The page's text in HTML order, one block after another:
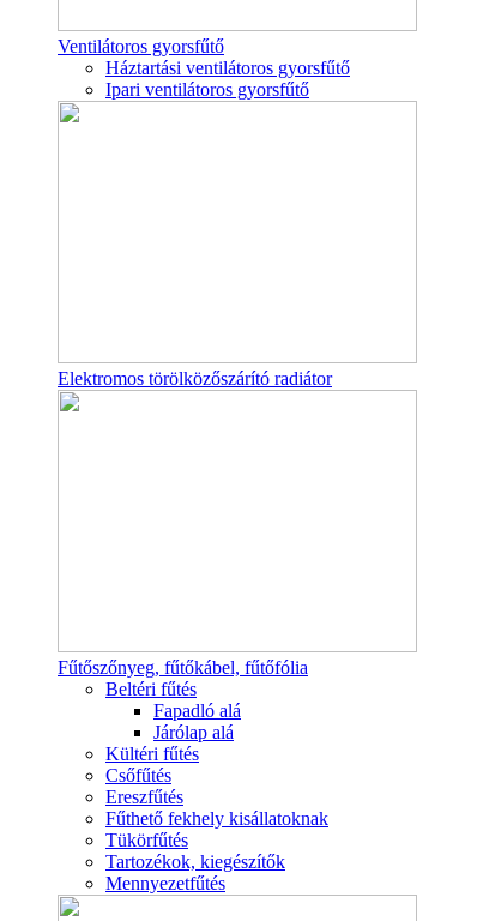
Ventilátoros gyorsfűtő
Háztartási ventilátoros gyorsfűtő
Ipari ventilátoros gyorsfűtő
Elektromos törölközőszárító radiátor
Fűtőszőnyeg, fűtőkábel, fűtőfólia
Beltéri fűtés
Fapadló alá
Járólap alá
Kültéri fűtés
Csőfűtés
Ereszfűtés
Fűthető fekhely kisállatoknak
Tükörfűtés
Tartozékok, kiegészítők
Mennyezetfűtés